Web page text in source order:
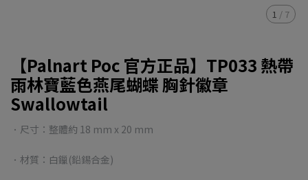
1 / 7
【Palnart Poc 官方正品】TP033 熱帶
雨林寶藍色燕尾蝴蝶 胸針徽章
Swallowtail
．尺寸：整體約 18 mm x 20 mm
．材質：白鑞(鉛錫合金)